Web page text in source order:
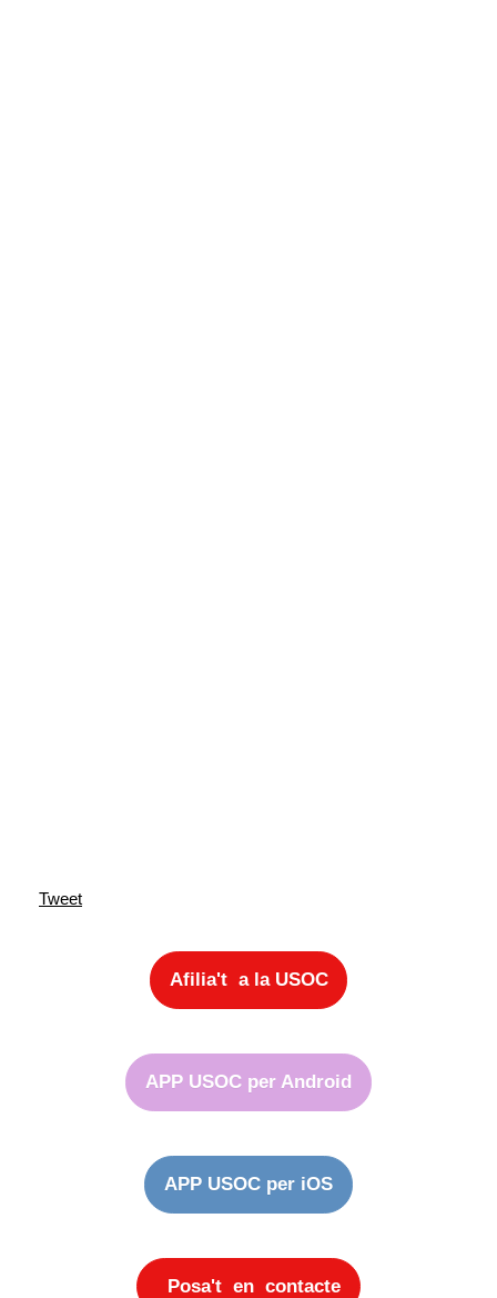
Tweet
Afilia't a la USOC
APP USOC per Android
APP USOC per iOS
Posa't en contacte